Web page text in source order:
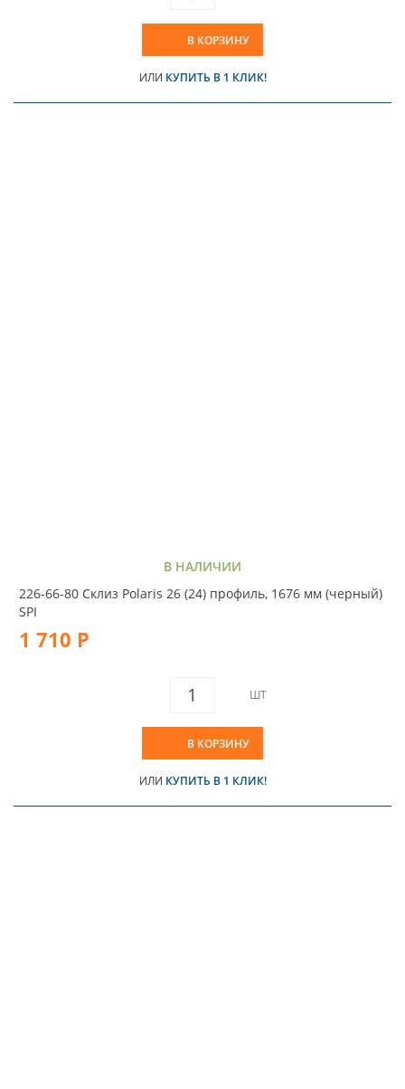
В КОРЗИНУ
ИЛИ КУПИТЬ В 1 КЛИК!
В НАЛИЧИИ
226-66-80 Склиз Polaris 26 (24) профиль, 1676 мм (черный)
SPI
1 710 Р
ШТ
В КОРЗИНУ
ИЛИ КУПИТЬ В 1 КЛИК!